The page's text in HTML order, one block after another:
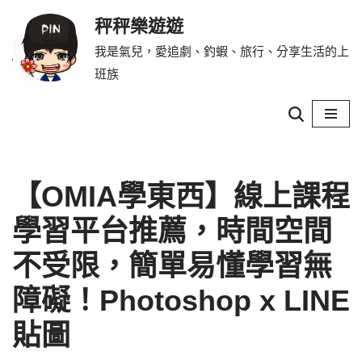
Skip
to
秤秤樂遊遊
我是氣兒，愛追劇、釣蝦、旅行、分享生活的上
班族
【OMIA學東西】線上課程
學習平台推薦，時間空間
不受限，簡單易懂學習無
障礙！Photoshop x LINE
貼圖